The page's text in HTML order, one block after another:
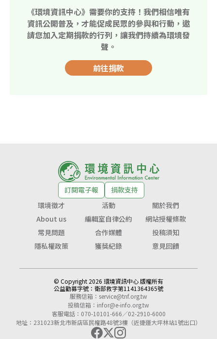
《環境資訊中心》需要你的支持！我們相信唯有
資訊公開普及，才能促成民眾的參與和行動，邀
請您加入定期捐款的行列，讓我們持續為環境發
聲。
前往捐款
訂閱電子報
捐款支持
環境徵才
活動
關於我們
About us
編輯室自律公約
網站授權條款
常見問題
合作媒體
投稿須知
隱私權政策
獲獎紀錄 意見回饋
© Copyright 2026 環境資訊中心 版權所有
公益勸募字號： 衛部救字第1141364365號
服務信箱： service@tnf.org.tw
投稿信箱： infor@e-info.org.tw
客服電話：070-10101-666／02-2910-6000
地址：231023新北市新店區民權路48號3樓（近捷運大坪林站1號出口）